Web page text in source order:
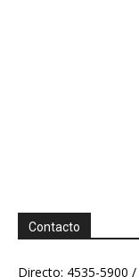
Contacto
Directo: 4535-5900 /